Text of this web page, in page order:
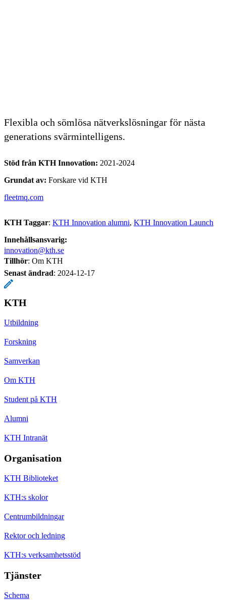
Flexibla och sömlösa nätverkslösningar för nästa
generations svärmintelligens.
Stöd från KTH Innovation: 2021-2024
Grundat av: Forskare vid KTH
fleetmq.com
KTH Taggar: KTH Innovation alumni KTH Innovation Launch
Innehållsansvarig:
innovation@kth.se
Tillhör: Om KTH
Senast ändrad: 2024-12-17
KTH
Utbildning
Forskning
Samverkan
Om KTH
Student på KTH
Alumni
KTH Intranät
Organisation
KTH Biblioteket
KTH:s skolor
Centrumbildningar
Rektor och ledning
KTH:s verksamhetsstöd
Tjänster
Schema